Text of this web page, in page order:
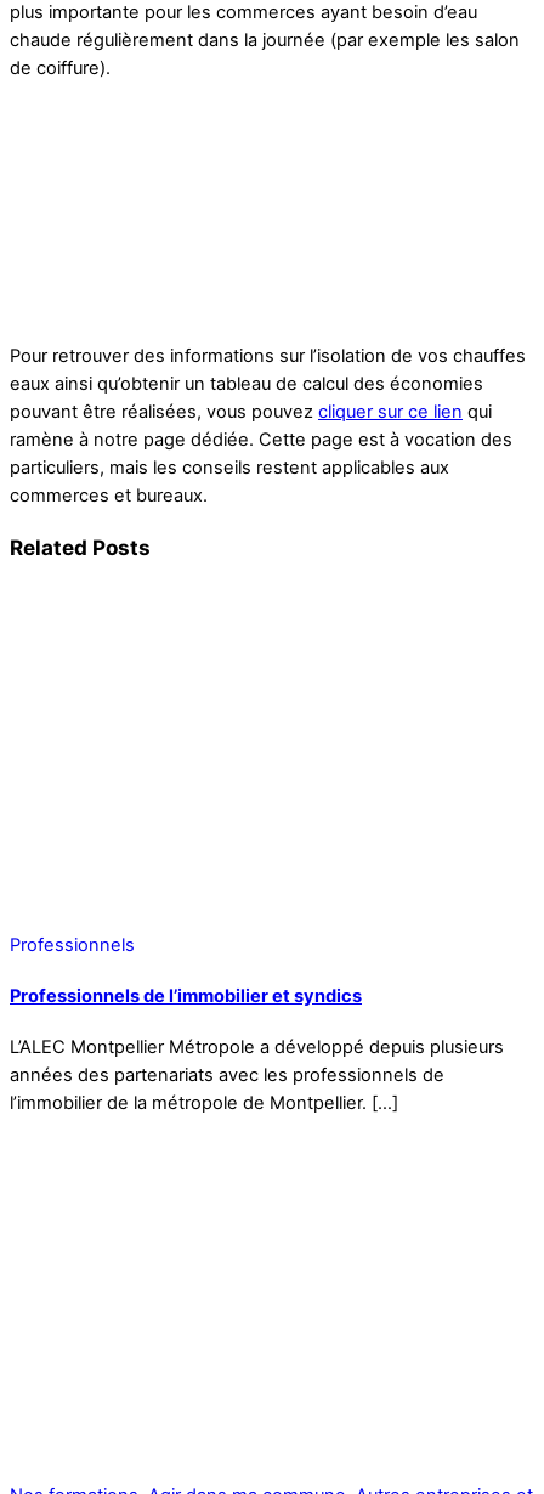
plus importante pour les commerces ayant besoin d’eau
chaude régulièrement dans la journée (par exemple les salon
de coiffure).
Pour retrouver des informations sur l’isolation de vos chauffes
eaux ainsi qu’obtenir un tableau de calcul des économies
pouvant être réalisées, vous pouvez cliquer sur ce lien qui
ramène à notre page dédiée. Cette page est à vocation des
particuliers, mais les conseils restent applicables aux
commerces et bureaux.
Related Posts
Professionnels
Professionnels de l’immobilier et syndics
L’ALEC Montpellier Métropole a développé depuis plusieurs
années des partenariats avec les professionnels de
l’immobilier de la métropole de Montpellier. […]